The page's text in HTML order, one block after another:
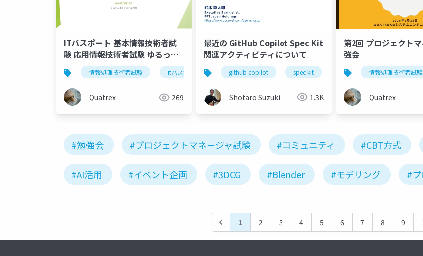
ITパスポート 基本情報技術者試
験 応用情報技術者試験 ゆるっと
持ち寄り勉強会
情報処理技術者試験 itパスポート 基本情報技術者試験 応用情報技術者試験
Quatrex 269
最近の GitHub Copilot Spec Kit
関連アクティビティについて
github copilot spec kit sdd 仕様駆動開発
Shotaro Suzuki 1.3K
第2回 プロジェクト
強会
情報処理技術者試験
Quatrex
#勉強会 #プロジェクトマネージャ試験 #コミュニティ #CBT方式
#AI活用 #イベント企画 #3DCG #Blender #モデリング #
1 2 3 4 5 6 7 8 9